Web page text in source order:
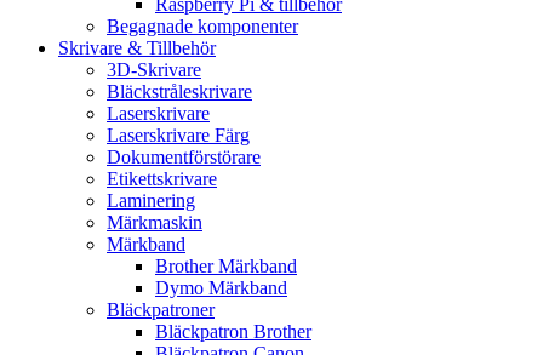
Raspberry Pi & tillbehör
Begagnade komponenter
Skrivare & Tillbehör
3D-Skrivare
Bläckstråleskrivare
Laserskrivare
Laserskrivare Färg
Dokumentförstörare
Etikettskrivare
Laminering
Märkmaskin
Märkband
Brother Märkband
Dymo Märkband
Bläckpatroner
Bläckpatron Brother